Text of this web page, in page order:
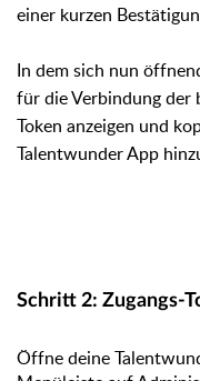
einer kurzen
In dem sich nun
für die Verbindung der
Token anzeigen und
Talentwunder App
Schritt 2: Zugangs-
Öffne deine